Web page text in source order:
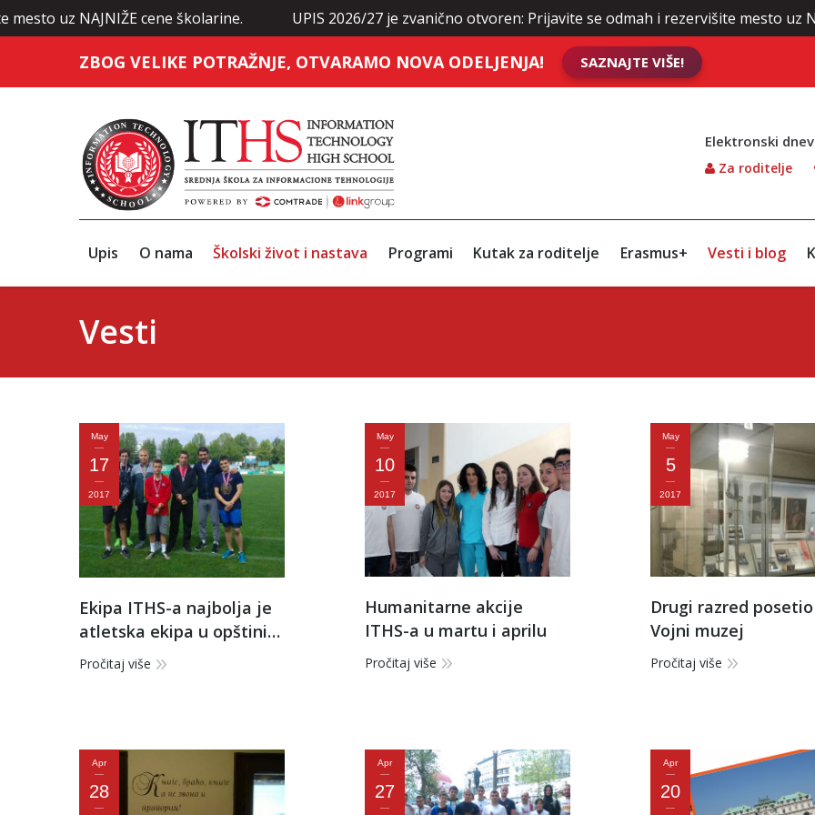
uz NAJNIŽE cene školarine. UPIS 2026/27 je zvanično otvoren: Prijavite se odmah i rezervišite mesto uz
ZBOG VELIKE POTRAŽNJE, OTVARAMO NOVA ODELJENJA! SAZNAJTE VIŠE!
Elektronski
Za roditelje
Upis O nama Školski život i nastava Programi Kutak za roditelje Erasmus+ Vesti i blog
Vesti
May
17
2017
Ekipa ITHS-a najbolja je
atletska ekipa u opštini
Zemun
Pročitaj više
May
10
2017
Humanitarne akcije
ITHS-a u martu i aprilu
Pročitaj više
May
5
2017
Drugi razred posetio
Vojni muzej
Pročitaj više
Apr
28
Apr
27
Apr
20